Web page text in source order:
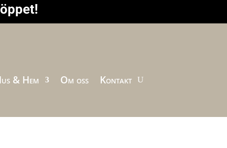
& Hem Om oss Kontakt